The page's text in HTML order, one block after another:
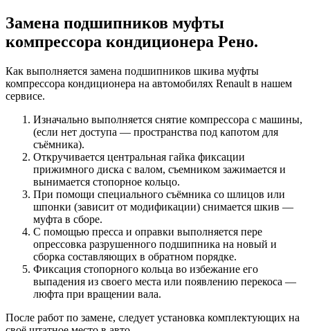
Замена подшипников муфты
компрессора кондиционера Рено.
Как выполняется замена подшипников шкива муфты
компрессора кондиционера на автомобилях Renault в нашем
сервисе.
Изначально выполняется снятие компрессора с машины,
(если нет доступа — пространства под капотом для
съёмника).
Откручивается центральная гайка фиксации
прижимного диска с валом, съемником зажимается и
вынимается стопорное кольцо.
При помощи специального съёмника со шлицов или
шпонки (зависит от модификации) снимается шкив —
муфта в сборе.
С помощью пресса и оправки выполняется пере
опрессовка разрушенного подшипника на новый и
сборка составляющих в обратном порядке.
Фиксация стопорного кольца во избежание его
выпадения из своего места или появлению перекоса —
люфта при вращении вала.
После работ по замене, следует установка комплектующих на